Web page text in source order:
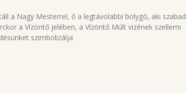
a Nagy Mesterrel, ő a legtávolabbi bolygó, aki szabad
a Vízöntő jelében, a Vízöntő Múlt vizének szellemi
szimbolizálja